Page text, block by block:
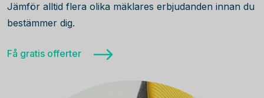
Jämför alltid flera olika mäklares erbjudanden innan du
bestämmer dig.
Få gratis offerter